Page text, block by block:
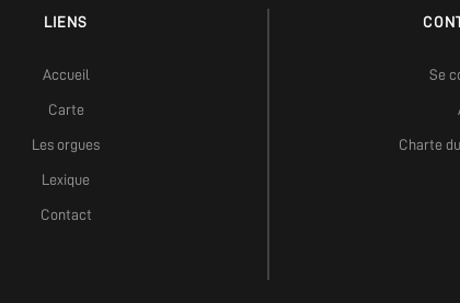
LIENS
Accueil
Carte
Les orgues
Lexique
Contact
Se
Charte